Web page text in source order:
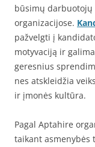
būsimų
organizacijose.
pažvelgti į
motyvaciją ir
geresnius
nes atskleidžia
ir įmonės kultūra.
Pagal Aptahire
taikant asmenybės